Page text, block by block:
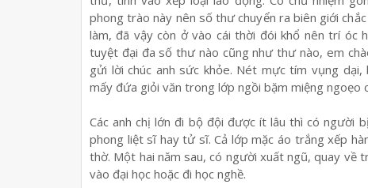
phong trào này nên số thưchuyển ra biên giới chắ
làm, đã vậy còn ởvào cái thời đói khổ nên trí óc h
tuyệt đại đa số thưnào cũng nhưthưnào, em
gửi lời chúc anh sức khỏe. Nét mực tím vụng dại,
mấy đứa giỏi văn trong lớp ngồi bặm miệng ngoẹo
Các anh chị lớn đi bộđội được ít lâu thì có người bị
phong liệt sĩ hay tửsĩ. Cả lớp mặc áo trắng xếp
thờ. Một hai năm sau, có người xuất ngũ, quay về
vào đại học hoặc đi học nghề.